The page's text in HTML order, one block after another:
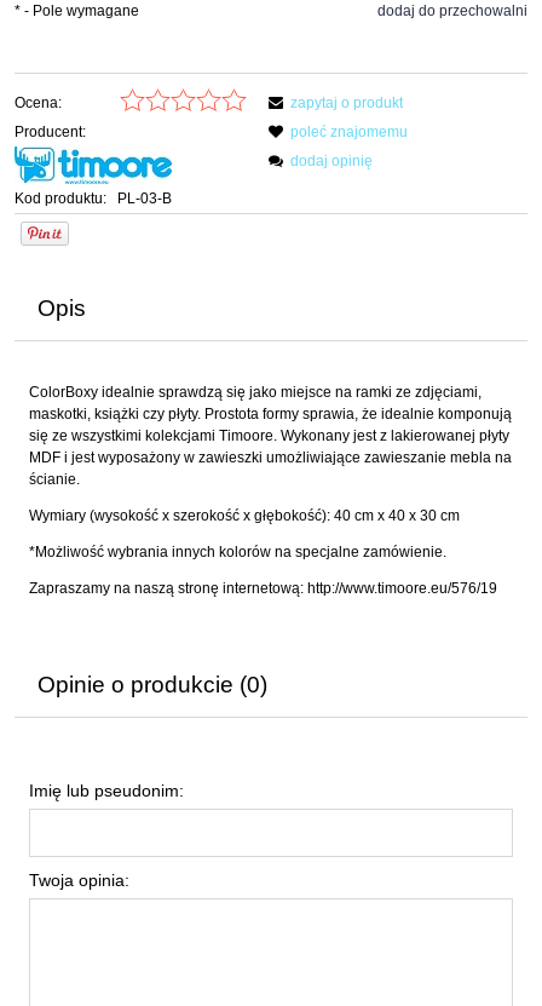
dodaj do przechowalni
* - Pole wymagane
Ocena:
Producent:
Kod produktu: PL-03-B
zapytaj o produkt
poleć znajomemu
dodaj opinię
Opis
ColorBoxy idealnie sprawdzą się jako miejsce na ramki ze zdjęciami,
maskotki, książki czy płyty. Prostota formy sprawia, że idealnie komponują
się ze wszystkimi kolekcjami Timoore. Wykonany jest z lakierowanej płyty
MDF i jest wyposażony w zawieszki umożliwiające zawieszanie mebla na
ścianie.
Wymiary (wysokość x szerokość x głębokość): 40 cm x 40 x 30 cm
*Możliwość wybrania innych kolorów na specjalne zamówienie.
Zapraszamy na naszą stronę internetową: http://www.timoore.eu/576/19
Opinie o produkcie (0)
Imię lub pseudonim:
Twoja opinia: